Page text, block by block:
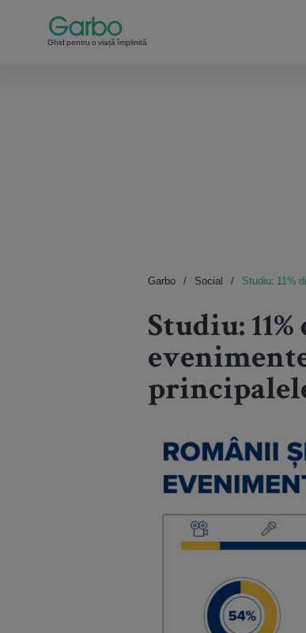
Ghid pentru o viață împlinită
Garbo Social Studiu: 11%
Studiu: